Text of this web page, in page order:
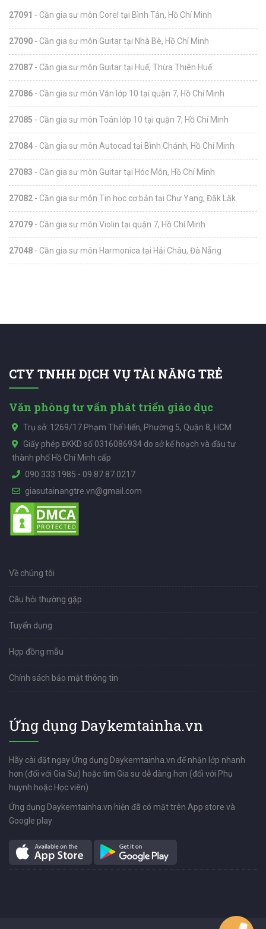
27091 - Cần gia sư môn Corel tại Bình Tân, Hồ Chí Minh
27090 - Cần gia sư môn Guitar tại Nhà Bè, Hồ Chí Minh
27087 - Cần gia sư môn Guitar tại Huế, Thừa Thiên Huế
27086 - Cần gia sư môn Văn lớp 10 tại quận 7, Hồ Chí Minh
27085 - Cần gia sư môn Toán lớp 10 tại quận 7, Hồ Chí Minh
27084 - Cần gia sư môn Autocad tại Bình Chánh, Hồ Chí Minh
27083 - Cần gia sư môn Guitar tại Hóc Môn, Hồ Chí Minh
27082 - Cần gia sư môn Tin học cơ bản tại Chư Yang, Đăk Lăk
27079 - Cần gia sư môn Violin tại quận 7, Hồ Chí Minh
27048 - Cần gia sư môn Harmonica tại Hải Châu, Đà Nẵng
CTY TNHH DỊCH VỤ TÀI NĂNG TRẺ
Văn phòng tư vấn phát triển giáo dục
Trụ sở: 1269/17 Phạm Thế Hiển, Phường 5, Quận 8, HCM
Giấy phép ĐKKD số 0316086934 do sở kế hoạch và đầu tư
thành phố Hồ Chí Minh cấp
090.333.1985 - 09.87.87.0217
giasutainangtre.vn@gmail.com
Về chúng tôi
Câu hỏi thường gặp
Tuyển dụng
Hợp đồng mẫu
Chính sách bảo mật thông tin
Ứng dụng Daykemtainha.vn
Hãy cài đặt ngay Ứng dụng Daykemtainha.vn để nhận lớp nhanh
hơn (đối với Gia Sư) hoặc tìm Gia sư dễ dàng hơn (đối với Phụ
huynh hoặc Học viên)
Ứng dụng Daykemtainha.vn hiện đã có mặt trên App store và
Google play